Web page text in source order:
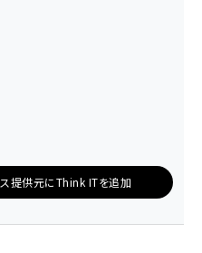
提供元にThink ITを追加